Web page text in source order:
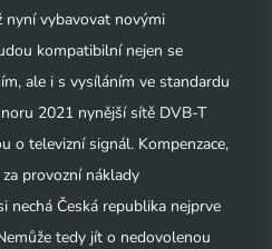
nyní vybavovat novými
kompatibilní nejen se
ale i s vysíláním ve standardu
2021 nynější sítě DVB-T
o televizní signál. Kompenzace,
provozní náklady
nechá Česká republika nejprve
tedy jít o nedovolenou